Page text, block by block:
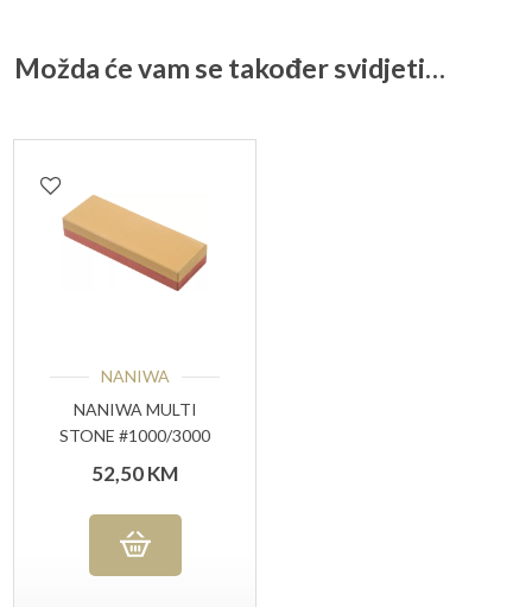
Možda će vam se također svidjeti…
NANIWA
NANIWA MULTI
STONE #1000/3000
GRIT
52,50KM